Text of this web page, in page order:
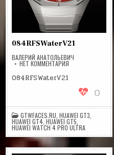
084RFSWaterV21
ВАЛЕРИЙ АНАТОЛЬЕВИЧ
НЕТ КОММЕНТАРИЯНА
084RFSWATERV21
084RFSWaterV21
0
GTWFACES.RU ,HUAWEI GT3
HUAWEI GT4 ,HUAWEI GT5
HUAWEI WATCH 4 PRO ULTRA